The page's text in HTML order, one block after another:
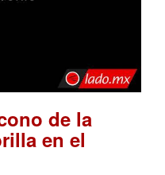
de la
en el